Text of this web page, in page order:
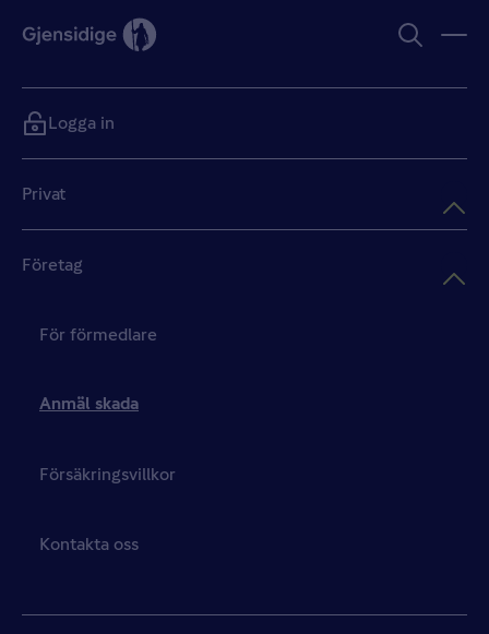
Privat
Företag
För förmedlare
Anmäl skada
Försäkringsvillkor
Kontakta oss
Logga in